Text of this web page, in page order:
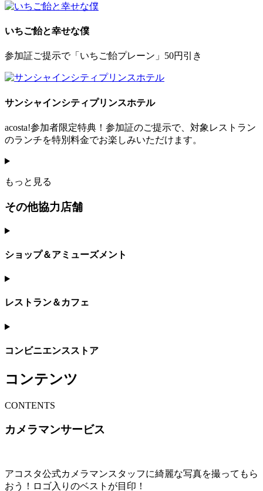
いちご飴と幸せな僕
参加証ご提示で「いちご飴プレーン」50円引き
サンシャインシティプリンスホテル
acosta!参加者限定特典！参加証のご提示で、対象レストラン
のランチを特別料金でお楽しみいただけます。
もっと見る
その他協力店舗
ショップ＆アミューズメント
レストラン＆カフェ
コンビニエンスストア
コンテンツ
CONTENTS
カメラマンサービス
アコスタ公式カメラマンスタッフに綺麗な写真を撮ってもら
おう！ロゴ入りのベストが目印！